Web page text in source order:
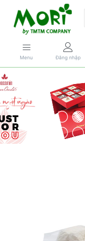
Menu Đăng nhập